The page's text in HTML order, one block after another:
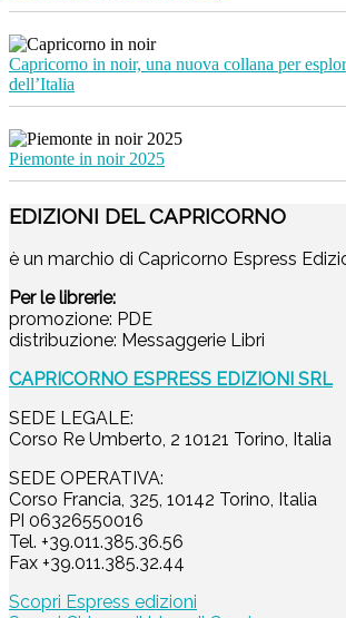
Capricorno in noir, una nuova collana per
dell’Italia
Piemonte in noir 2025
EDIZIONI DEL CAPRICORNO
è un marchio di Capricorno Espress
Per le librerie:
promozione: PDE
distribuzione: Messaggerie Libri
CAPRICORNO ESPRESS EDIZIONI SRL
SEDE LEGALE:
Corso Re Umberto, 2 10121 Torino, Italia
SEDE OPERATIVA:
Corso Francia, 325, 10142 Torino, Italia
PI 06326550016
Tel. +39.011.385.36.56
Fax +39.011.385.32.44
Scopri Espress edizioni